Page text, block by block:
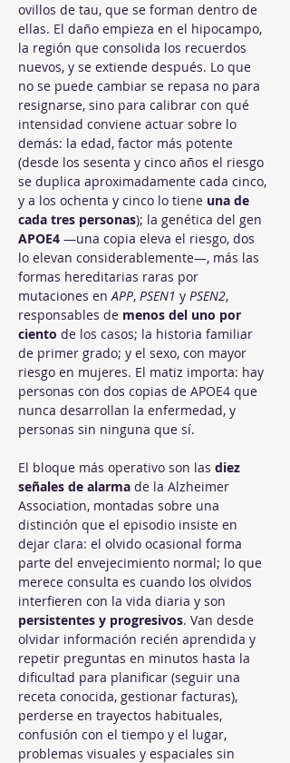
ovillos de tau, que se forman dentro de
ellas. El daño empieza en el hipocampo,
la región que consolida los recuerdos
nuevos, y se extiende después. Lo que
no se puede cambiar se repasa no para
resignarse, sino para calibrar con qué
intensidad conviene actuar sobre lo
demás: la edad, factor más potente
(desde los sesenta y cinco años el riesgo
se duplica aproximadamente cada cinco,
y a los ochenta y cinco lo tiene una de
cada tres personas); la genética del gen
APOE4 —una copia eleva el riesgo, dos
lo elevan considerablemente—, más las
formas hereditarias raras por
mutaciones en APP, PSEN1 y PSEN2,
responsables de menos del uno por
ciento de los casos; la historia familiar
de primer grado; y el sexo, con mayor
riesgo en mujeres. El matiz importa: hay
personas con dos copias de APOE4 que
nunca desarrollan la enfermedad, y
personas sin ninguna que sí.
El bloque más operativo son las diez
señales de alarma de la Alzheimer
Association, montadas sobre una
distinción que el episodio insiste en
dejar clara: el olvido ocasional forma
parte del envejecimiento normal; lo que
merece consulta es cuando los olvidos
interfieren con la vida diaria y son
persistentes y progresivos. Van desde
olvidar información recién aprendida y
repetir preguntas en minutos hasta la
dificultad para planificar (seguir una
receta conocida, gestionar facturas),
perderse en trayectos habituales,
confusión con el tiempo y el lugar,
problemas visuales y espaciales sin